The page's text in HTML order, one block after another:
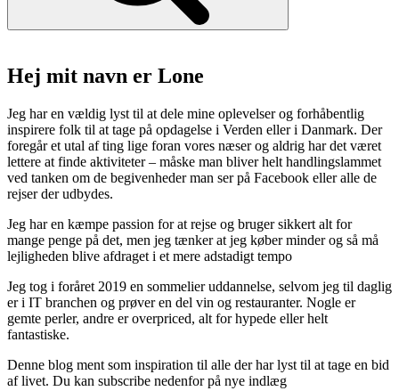
Hej mit navn er Lone
Jeg har en vældig lyst til at dele mine oplevelser og forhåbentlig
inspirere folk til at tage på opdagelse i Verden eller i Danmark. Der
foregår et utal af ting lige foran vores næser og aldrig har det været
lettere at finde aktiviteter – måske man bliver helt handlingslammet
ved tanken om de begivenheder man ser på Facebook eller alle de
rejser der udbydes.
Jeg har en kæmpe passion for at rejse og bruger sikkert alt for
mange penge på det, men jeg tænker at jeg køber minder og så må
lejligheden blive afdraget i et mere adstadigt tempo
Jeg tog i foråret 2019 en sommelier uddannelse, selvom jeg til daglig
er i IT branchen og prøver en del vin og restauranter. Nogle er
gemte perler, andre er overpriced, alt for hypede eller helt
fantastiske.
Denne blog ment som inspiration til alle der har lyst til at tage en bid
af livet. Du kan subscribe nedenfor på nye indlæg